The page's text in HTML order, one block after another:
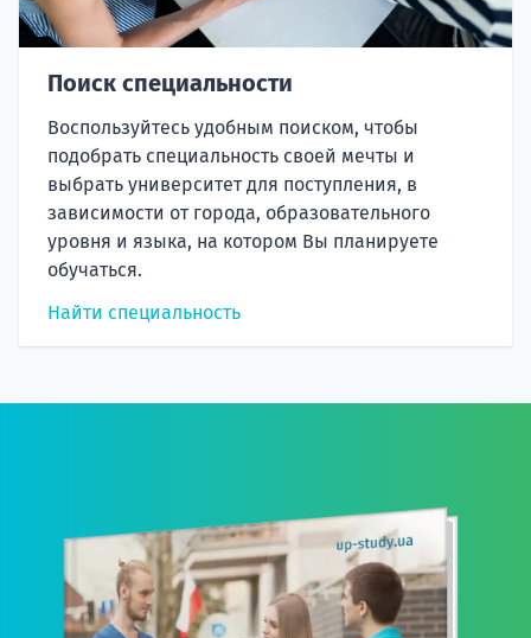
Поиск специальности
Воспользуйтесь удобным поиском, чтобы
подобрать специальность своей мечты и
выбрать университет для поступления, в
зависимости от города, образовательного
уровня и языка, на котором Вы планируете
обучаться.
Найти специальность